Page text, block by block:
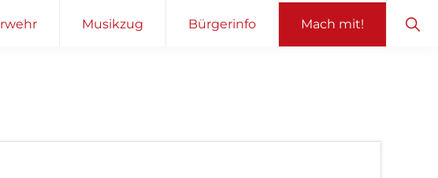
Musikzug Bürgerinfo Mach mit!